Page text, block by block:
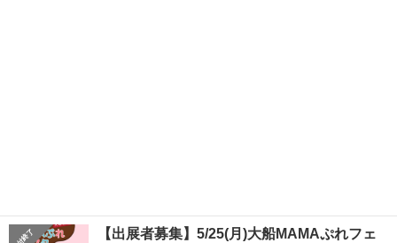
【出展者募集】5/25(月)大船MAMAぷれフェ